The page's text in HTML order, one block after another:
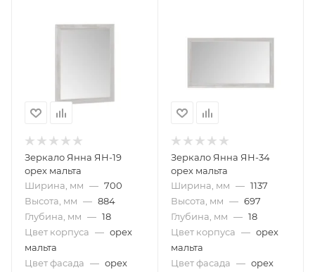
Зеркало Янна ЯН-19
орех мальта
Ширина, мм — 700
Высота, мм — 884
Глубина, мм — 18
Цвет корпуса — орех
мальта
Цвет фасада — орех
Зеркало Янна ЯН-34
орех мальта
Ширина, мм — 1137
Высота, мм — 697
Глубина, мм — 18
Цвет корпуса — орех
мальта
Цвет фасада — орех